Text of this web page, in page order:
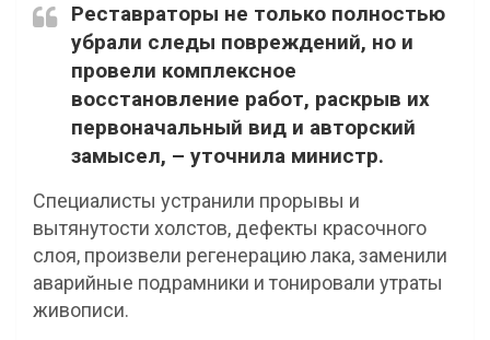
Реставраторы не только полностью
убрали следы повреждений, но и
провели комплексное
восстановление работ, раскрыв их
первоначальный вид и авторский
замысел, – уточнила министр.
Специалисты устранили прорывы и
вытянутости холстов, дефекты красочного
слоя, произвели регенерацию лака, заменили
аварийные подрамники и тонировали утраты
живописи.